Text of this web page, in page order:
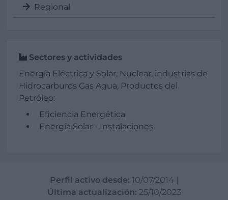
Regional
Sectores y actividades
Energía Eléctrica y Solar, Nuclear, industrias de
Hidrocarburos Gas Agua, Productos del
Petróleo:
Eficiencia Energética
Energía Solar - Instalaciones
Perfil activo desde: 10/07/2014 |
Última actualización: 25/10/2023